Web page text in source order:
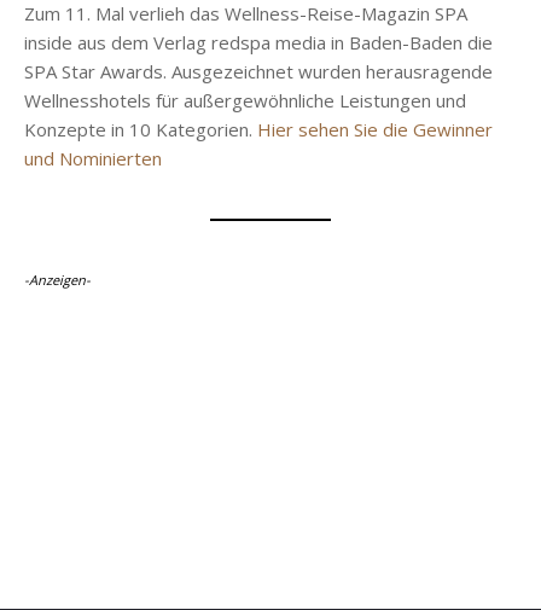
Zum 11. Mal verlieh das Wellness-Reise-Magazin SPA
inside aus dem Verlag redspa media in Baden-Baden die
SPA Star Awards. Ausgezeichnet wurden herausragende
Wellnesshotels für außergewöhnliche Leistungen und
Konzepte in 10 Kategorien. Hier sehen Sie die Gewinner
und Nominierten
-Anzeigen-